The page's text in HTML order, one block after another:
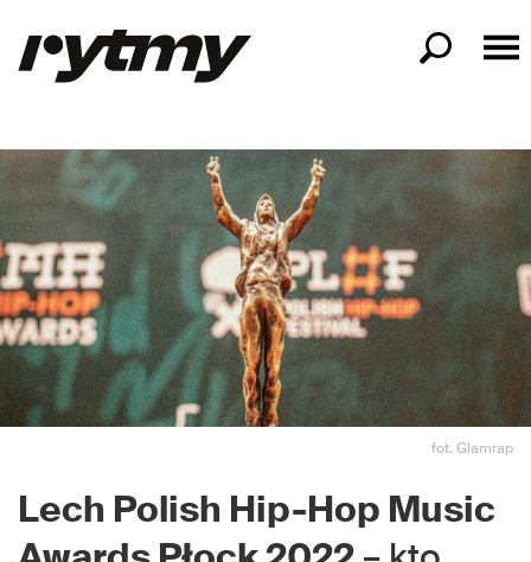
fot. Glamrap
Lech Polish Hip-Hop Music